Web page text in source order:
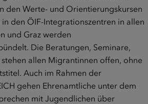
den Werte- und Orientierungskursen
den ÖIF-Integrationszentren in allen
und Graz werden
Die Beratungen, Seminare,
allen Migrantinnen offen, ohne
Auch im Rahmen der
gehen Ehrenamtliche unter dem
mit Jugendlichen über